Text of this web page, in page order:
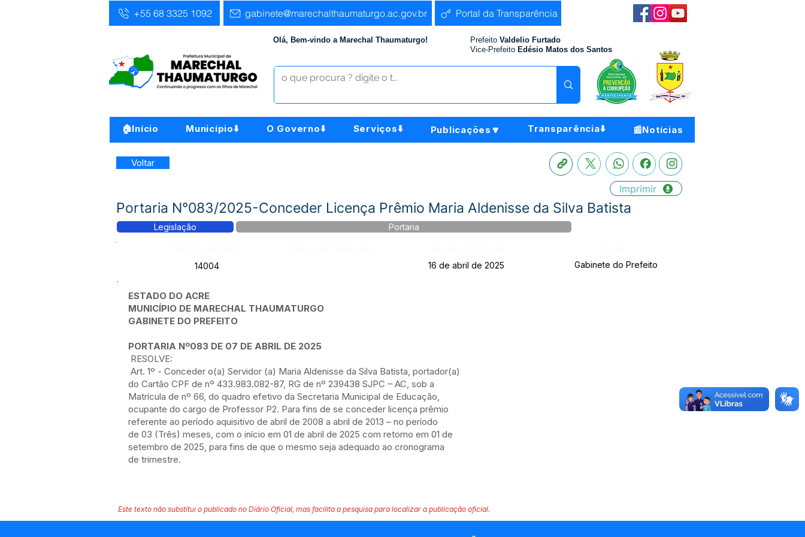
+55 68 3325 1092 gabinete@marechalthaumaturgo.ac.gov.br Portal da Transparência
Olá, Bem-vindo a Marechal Thaumaturgo! Prefeito Valdelio Furtado
Vice-Prefeito Edésio Matos dos Santos
🏠Início Município⬇️ O Governo⬇️ Serviços⬇️ Publicações🔽 Transparência⬇️ 📰Notícias
Voltar
Imprimir
Portaria N°083/2025-Conceder Licença Prêmio Maria Aldenisse da Silva Batista
Legislação Portaria
14004
16 de abril de 2025 Gabinete do Prefeito
ESTADO DO ACRE
MUNICÍPIO DE MARECHAL THAUMATURGO
GABINETE DO PREFEITO
PORTARIA Nº083 DE 07 DE ABRIL DE 2025
RESOLVE:
Art. 1º - Conceder o(a) Servidor (a) Maria Aldenisse da Silva Batista, portador(a)
do Cartão CPF de nº 433.983.082-87, RG de nº 239438 SJPC – AC, sob a
Matrícula de nº 66, do quadro efetivo da Secretaria Municipal de Educação,
ocupante do cargo de Professor P2. Para fins de se conceder licença prêmio
referente ao período aquisitivo de abril de 2008 a abril de 2013 – no período
de 03 (Três) meses, com o início em 01 de abril de 2025 com retorno em 01 de
setembro de 2025, para fins de que o mesmo seja adequado ao cronograma
de trimestre.
Este texto não substitui o publicado no Diário Oficial, mas facilita a pesquisa para localizar a publicação oficial.